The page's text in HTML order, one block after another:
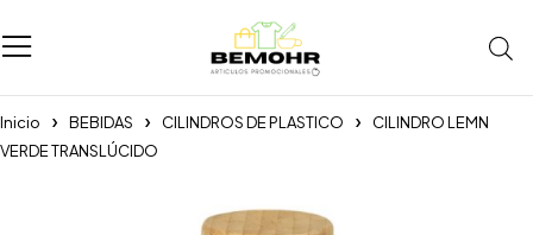
Inicio BEBIDAS CILINDROS DE PLASTICO
CILINDRO LEMN
VERDE TRANSLÚCIDO